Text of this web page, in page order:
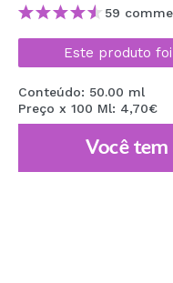
MAQUIFARMA
KOREA ZONE
TRAVEL SIZE
NATURE
59
Este produto foi
Conteúdo: 50.00 ml
Preço x 100 Ml: 4,70€
Você